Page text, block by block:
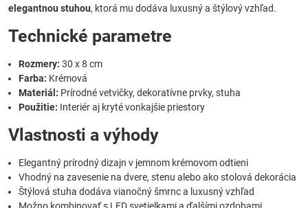
elegantnou stuhou, ktorá mu dodáva luxusný a štýlový vzhľad.
Technické parametre
Rozmery: 30 x 8 cm
Farba: Krémová
Materiál: Prírodné vetvičky, dekoratívne prvky, stuha
Použitie: Interiér aj kryté vonkajšie priestory
Vlastnosti a výhody
Elegantný prírodný dizajn v jemnom krémovom odtieni
Vhodný na zavesenie na dvere, stenu alebo ako stolová dekorácia
Štýlová stuha dodáva vianočný šmrnc a luxusný vzhľad